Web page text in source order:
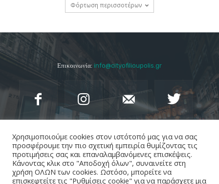
Φόρτωση περισσοτέρων
Επικοινωνία: info@cityofilioupolis.gr
Χρησιμοποιούμε cookies στον ιστότοπό μας για να σας
προσφέρουμε την πιο σχετική εμπειρία θυμίζοντας τις
προτιμήσεις σας και επαναλαμβανόμενες επισκέψεις.
Κάνοντας κλικ στο "Αποδοχή όλων", συναινείτε στη
χρήση ΟΛΩΝ των cookies. Ωστόσο, μπορείτε να
επισκεφτείτε τις "Ρυθμίσεις cookie" για να παράσχετε μια